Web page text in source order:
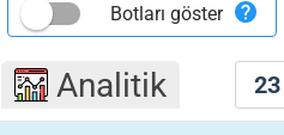
23
Botları göster
Analitik